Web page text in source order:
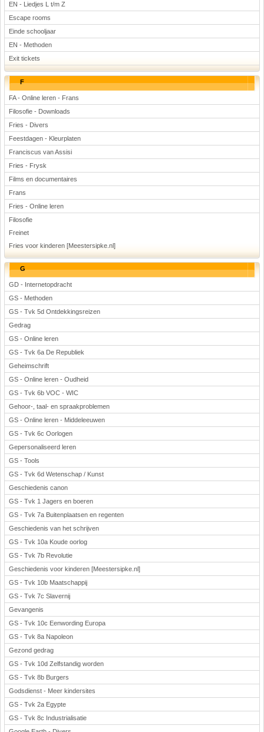
EN - Liedjes L t/m Z
Escape rooms
Einde schooljaar
EN - Methoden
Exit tickets
F
FA - Online leren - Frans
Filosofie - Downloads
Fries - Divers
Feestdagen - Kleurplaten
Franciscus van Assisi
Fries - Frysk
Films en documentaires
Frans
Fries - Online leren
Filosofie
Freinet
Fries voor kinderen [Meestersipke.nl]
G
GD - Internetopdracht
GS - Methoden
GS - Tvk 5d Ontdekkingsreizen
Gedrag
GS - Online leren
GS - Tvk 6a De Republiek
Geheimschrift
GS - Online leren - Oudheid
GS - Tvk 6b VOC - WIC
Gehoor-, taal- en spraakproblemen
GS - Online leren - Middeleeuwen
GS - Tvk 6c Oorlogen
Gepersonaliseerd leren
GS - Tools
GS - Tvk 6d Wetenschap / Kunst
Geschiedenis canon
GS - Tvk 1 Jagers en boeren
GS - Tvk 7a Buitenplaatsen en regenten
Geschiedenis van het schrijven
GS - Tvk 10a Koude oorlog
GS - Tvk 7b Revolutie
Geschiedenis voor kinderen [Meestersipke.nl]
GS - Tvk 10b Maatschappij
GS - Tvk 7c Slavernij
Gevangenis
GS - Tvk 10c Eenwording Europa
GS - Tvk 8a Napoleon
Gezond gedrag
GS - Tvk 10d Zelfstandig worden
GS - Tvk 8b Burgers
Godsdienst - Meer kindersites
GS - Tvk 2a Egypte
GS - Tvk 8c Industrialisatie